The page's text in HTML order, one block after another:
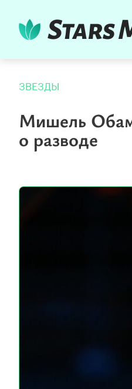
ЗВЕЗДЫ
Мишель
о разводе